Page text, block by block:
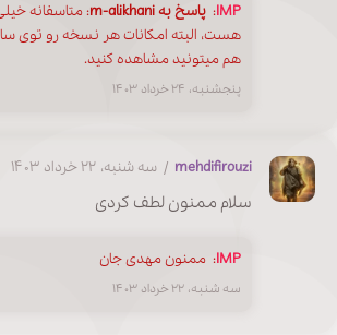
IMP
:پاسخ به m-alikhani
: متاسفانه
هست، البته امکانات هر نسخه رو توی
هم میتونید مشاهده کنید.
پنجشنبه، ۲۴ خرداد ۱۴۰۳
mehdifirouzi / سه شنبه، ۲۲ خرداد ۱۴۰۳
سلام ممنون لطف کردی
IMP
:ممنون مهدی جان
سه شنبه، ۲۲ خرداد ۱۴۰۳